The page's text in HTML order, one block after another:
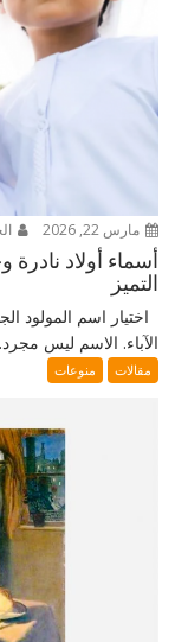
مارس 22, 2026
أسماء أولاد نادرة
التميز
اختيار اسم المولود
الآباء. الاسم ليس
مقالات منوعات